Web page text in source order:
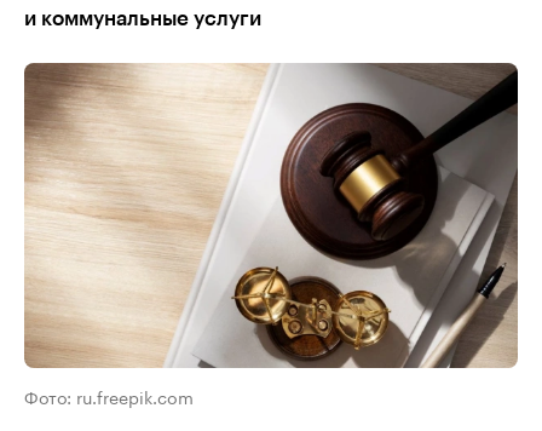
и коммунальные услуги
Фото: ru.freepik.com